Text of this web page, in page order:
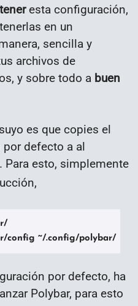
esta configuración,
en un
sencilla y
archivos de
y sobre todo a buen
es que copies el
defecto a al
. Para esto, simplemente
config ~/.config/polybar/
por defecto, ha
Polybar, para esto